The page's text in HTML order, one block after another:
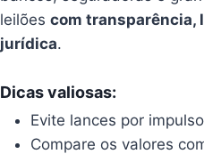
leilõescom transparência,
jurídica.
Dicas valiosas:
Evite lances por
Compare os valores